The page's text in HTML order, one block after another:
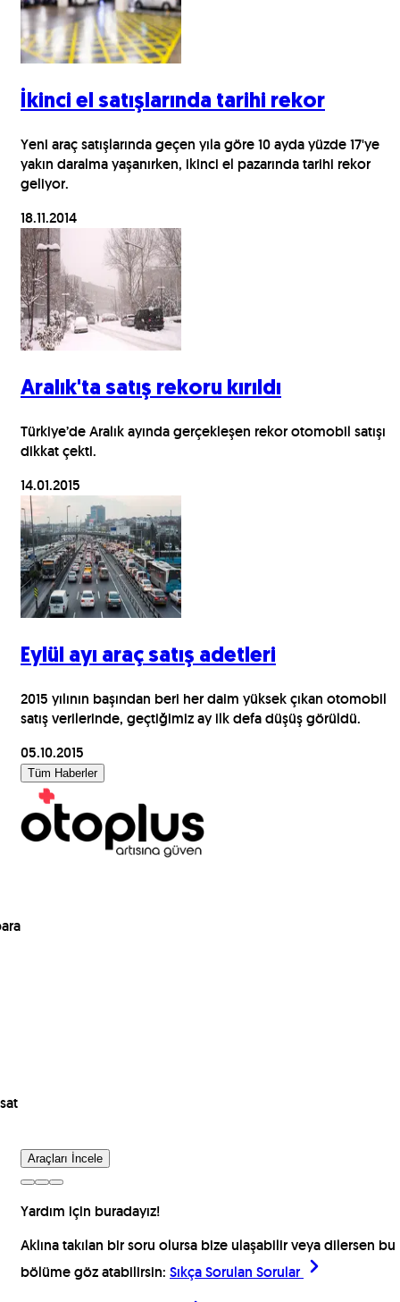
İkinci el satışlarında tarihi rekor
Yeni araç satışlarında geçen yıla göre 10 ayda yüzde 17'ye
yakın daralma yaşanırken, ikinci el pazarında tarihi rekor
geliyor.
18.11.2014
Aralık'ta satış rekoru kırıldı
Türkiye’de Aralık ayında gerçekleşen rekor otomobil satışı
dikkat çekti.
14.01.2015
Eylül ayı araç satış adetleri
2015 yılının başından beri her daim yüksek çıkan otomobil
satış verilerinde, geçtiğimiz ay ilk defa düşüş görüldü.
05.10.2015
Tüm Haberler
Araçları İncele
Yardım için buradayız!
Aklına takılan bir soru olursa bize ulaşabilir veya dilersen bu
bölüme göz atabilirsin: Sıkça Sorulan Sorular